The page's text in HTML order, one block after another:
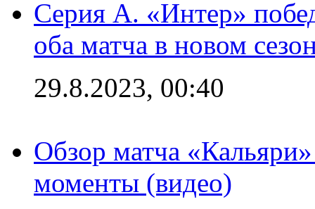
Серия А. «Интер»
оба матча в новом
29.8.2023, 00:40
Обзор матча
моменты (видео)